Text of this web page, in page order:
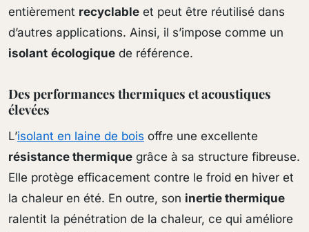
entièrement recyclable et peut être réutilisé dans
d’autres applications. Ainsi, il s’impose comme un
isolant écologique de référence.
Des performances thermiques et acoustiques
élevées
L’isolant en laine de bois offre une excellente
résistance thermique grâce à sa structure fibreuse.
Elle protège efficacement contre le froid en hiver et
la chaleur en été. En outre, son inertie thermique
ralentit la pénétration de la chaleur, ce qui améliore